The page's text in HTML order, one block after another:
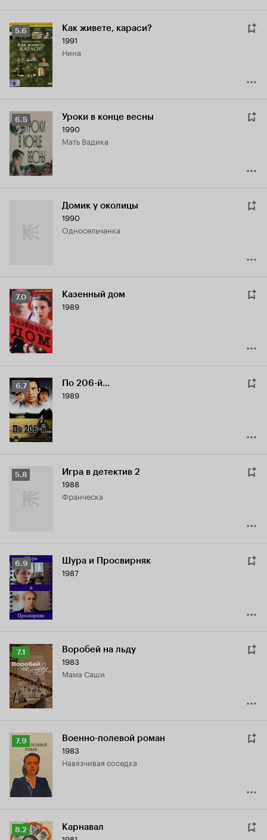
Рейтинг
Кинопоиска
5.6
5.6 Как живете, караси?
1991
Нина
Рейтинг
Кинопоиска
6.5
6.5 Уроки в конце весны
1990
мать Вадика
Домик у околицы
1990
односельчанка
Рейтинг
Кинопоиска
7.0
7.0 Казенный дом
1989
Рейтинг
Кинопоиска
6.7
6.7 По 206-й...
1989
Рейтинг
5.8 Игра в детектив 2
1988
Франческа
Рейтинг
Кинопоиска
6.9
6.9 Шура и Просвирняк
1987
Рейтинг
Кинопоиска
7.1
7.1 Воробей на льду
1983
мама Саши
Рейтинг
Кинопоиска
7.9
7.9 Военно-полевой роман
1983
навязчивая соседка
Рейтинг
8.2 Карнавал